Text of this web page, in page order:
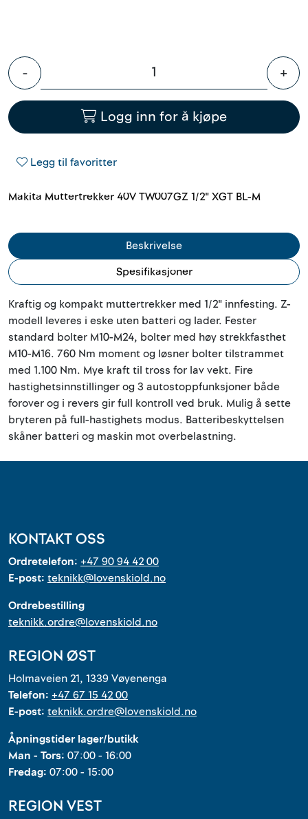
- +
Logg inn for å kjøpe
Legg til favoritter
Makita Muttertrekker 40V TW007GZ 1/2" XGT BL-M
Beskrivelse
Spesifikasjoner
Kraftig og kompakt muttertrekker med 1/2" innfesting. Z-
modell leveres i eske uten batteri og lader. Fester
standard bolter M10-M24, bolter med høy strekkfasthet
M10-M16. 760 Nm moment og løsner bolter tilstrammet
med 1.100 Nm. Mye kraft til tross for lav vekt. Fire
hastighetsinnstillinger og 3 autostoppfunksjoner både
forover og i revers gir full kontroll ved bruk. Mulig å sette
bryteren på full-hastighets modus. Batteribeskyttelsen
skåner batteri og maskin mot overbelastning.
KONTAKT OSS
Ordretelefon: +47 90 94 42 00
E-post: teknikk@lovenskiold.no
Ordrebestilling
teknikk.ordre@lovenskiold.no
REGION ØST
Holmaveien 21, 1339 Vøyenenga
Telefon: +47 67 15 42 00
E-post: teknikk.ordre@lovenskiold.no
Åpningstider lager/butikk
Man - Tors: 07:00 - 16:00
Fredag: 07:00 - 15:00
REGION VEST